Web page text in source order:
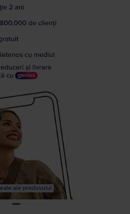
ale produsului